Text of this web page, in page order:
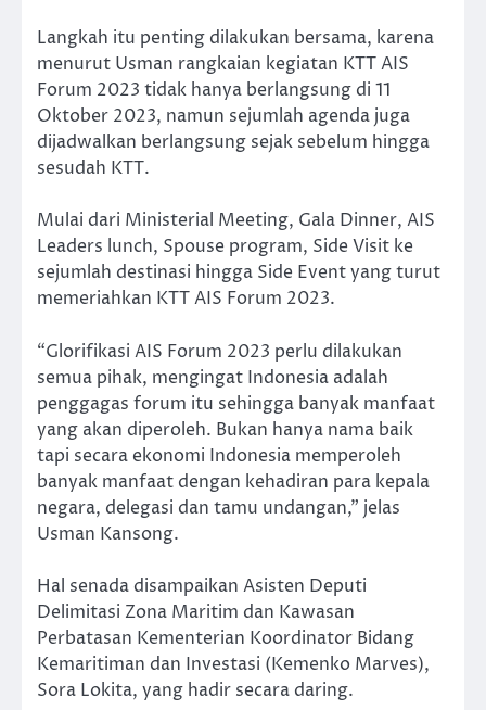
Langkah itu penting dilakukan bersama, karena
menurut Usman rangkaian kegiatan KTT AIS
Forum 2023 tidak hanya berlangsung di 11
Oktober 2023, namun sejumlah agenda juga
dijadwalkan berlangsung sejak sebelum hingga
sesudah KTT.
Mulai dari Ministerial Meeting, Gala Dinner, AIS
Leaders lunch, Spouse program, Side Visit ke
sejumlah destinasi hingga Side Event yang turut
memeriahkan KTT AIS Forum 2023.
“Glorifikasi AIS Forum 2023 perlu dilakukan
semua pihak, mengingat Indonesia adalah
penggagas forum itu sehingga banyak manfaat
yang akan diperoleh. Bukan hanya nama baik
tapi secara ekonomi Indonesia memperoleh
banyak manfaat dengan kehadiran para kepala
negara, delegasi dan tamu undangan,” jelas
Usman Kansong.
Hal senada disampaikan Asisten Deputi
Delimitasi Zona Maritim dan Kawasan
Perbatasan Kementerian Koordinator Bidang
Kemaritiman dan Investasi (Kemenko Marves),
Sora Lokita, yang hadir secara daring.